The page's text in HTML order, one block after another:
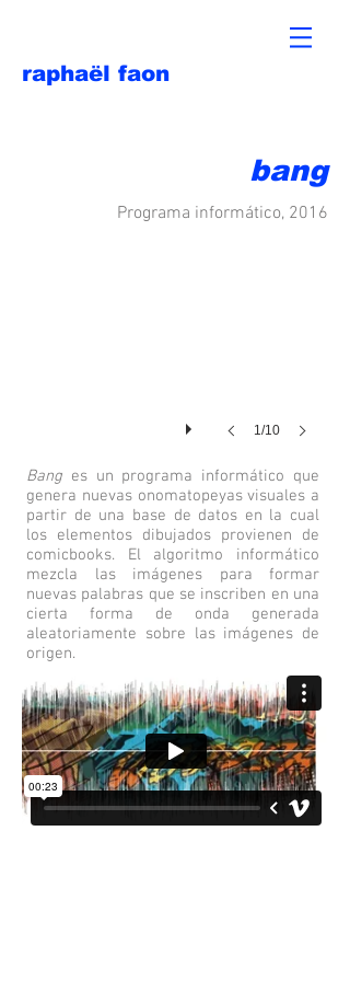
raphaël faon
bang
Bang es un programa informático que
genera nuevas onomatopeyas visuales a
partir de una base de datos en la cual
los elementos dibujados provienen de
comicbooks. El algoritmo informático
mezcla las imágenes para formar
nuevas palabras que se inscriben en una
cierta forma de onda generada
aleatoriamente sobre las imágenes de
origen.
Programa informático, 2016
1/10